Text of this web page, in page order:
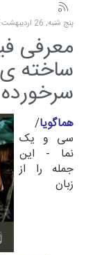
پنج شنبه, 26 ارديبهشت 1398 00:20
ساخته
هماگویا/
سی و یک
نما - این
جمله را از
زبان